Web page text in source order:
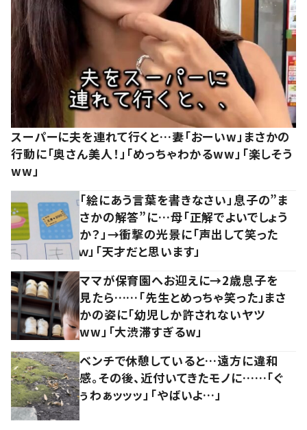
スーパーに夫を連れて行くと…妻「おーいw」まさかの
行動に「奥さん美人！」「めっちゃわかるww」「楽しそう
ww」
「絵にあう言葉を書きなさい」息子の”ま
さかの解答”に…母「正解でよいでしょう
か？」→衝撃の光景に「声出して笑った
ｗ」「天才だと思います」
ママが保育園へお迎えに→2歳息子を
見たら……「先生とめっちゃ笑った」まさ
かの姿に「幼児しか許されないヤツ
ww」「大渋滞すぎるw」
ベンチで休憩していると…遠方に違和
感。その後、近付いてきたモノに……「ぐ
ぅわぁッッッ」「やばいよ…」